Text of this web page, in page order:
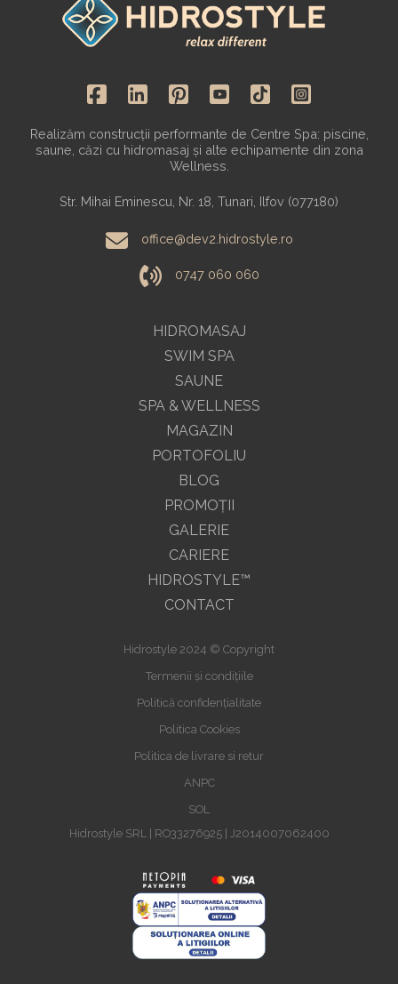
HIDROMASAJ
SWIM SPA
SAUNE
SPA & WELLNESS
MAGAZIN
Realizăm construcții performante de Centre Spa: piscine,
saune, căzi cu hidromasaj și alte echipamente din zona
Wellness.
Str. Mihai Eminescu, Nr. 18, Tunari, Ilfov (077180)
office@dev2.hidrostyle.ro
0747 060 060
PORTOFOLIU
BLOG
PROMOŢII
GALERIE
CARIERE
HIDROSTYLE™
CONTACT
Hidrostyle 2024 © Copyright
Termenii și condițiile
Politică confidențialitate
Politica Cookies
Politica de livrare si retur
ANPC
SOL
Hidrostyle SRL | RO33276925 | J2014007062400